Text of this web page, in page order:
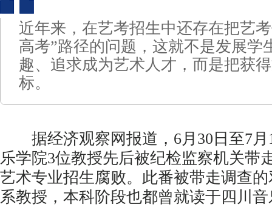
近年来，在艺考招生中还存在把艺
高考”路径的问题，这就不是发展学
趣、追求成为艺术人才，而是把获
标。
据经济观察网报道，6月30日至7月
乐学院3位教授先后被纪检监察机关带
艺术专业招生腐败。此番被带走调查
系教授，本科阶段也都曾就读于四川